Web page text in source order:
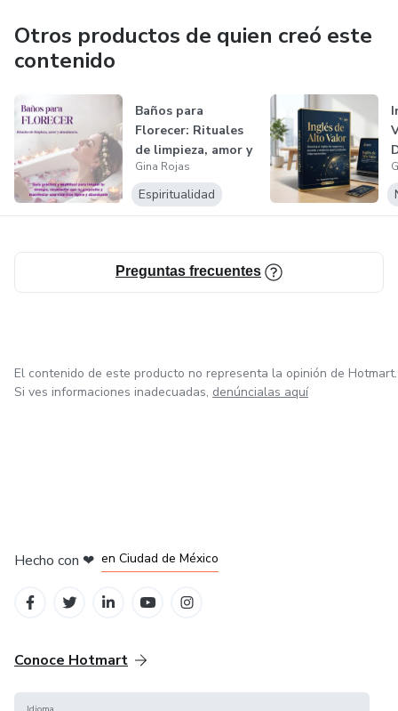
consecuencia natural de tu crecimiento.
Otros productos de quien creó este
contenido
Baños para
Florecer: Rituales
de limpieza, amor y
abundancia
Gina Rojas
Espiritualidad
Preguntas frecuentes
El contenido de este producto no representa la opinión de Hotmart.
Si ves informaciones inadecuadas, denúncialas aquí
Hecho con ❤ en Ciudad de México
Conoce Hotmart